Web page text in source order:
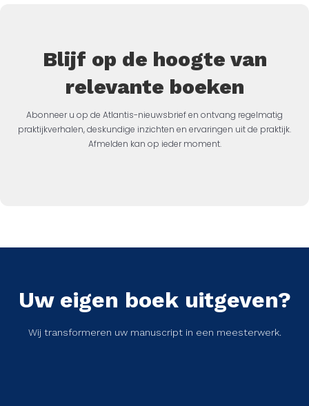
Blijf op de hoogte van
relevante boeken
Abonneer u op de Atlantis-nieuwsbrief en ontvang regelmatig
praktijkverhalen, deskundige inzichten en ervaringen uit de praktijk.
Afmelden kan op ieder moment.
Uw eigen boek uitgeven?
Wij transformeren uw manuscript in een meesterwerk.